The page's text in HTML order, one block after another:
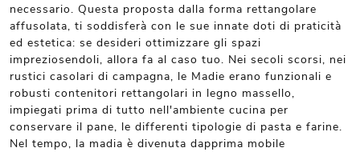
necessario. Questa proposta dalla forma rettangolare
affusolata, ti soddisferà con le sue innate doti di praticità
ed estetica: se desideri ottimizzare gli spazi
impreziosendoli, allora fa al caso tuo. Nei secoli scorsi, nei
rustici casolari di campagna, le Madie erano funzionali e
robusti contenitori rettangolari in legno massello,
impiegati prima di tutto nell'ambiente cucina per
conservare il pane, le differenti tipologie di pasta e farine.
Nel tempo, la madia è divenuta dapprima mobile